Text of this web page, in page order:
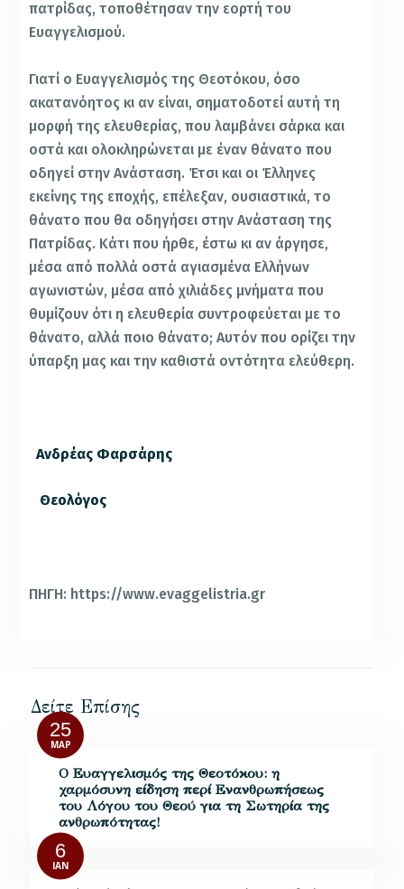
πατρίδας, τοποθέτησαν την εορτή του
Ευαγγελισμού.
Γιατί ο Ευαγγελισμός της Θεοτόκου, όσο
ακατανόητος κι αν είναι, σηματοδοτεί αυτή τη
μορφή της ελευθερίας, που λαμβάνει σάρκα και
οστά και ολοκληρώνεται με έναν θάνατο που
οδηγεί στην Ανάσταση. Έτσι και οι Έλληνες
εκείνης της εποχής, επέλεξαν, ουσιαστικά, το
θάνατο που θα οδηγήσει στην Ανάσταση της
Πατρίδας. Κάτι που ήρθε, έστω κι αν άργησε,
μέσα από πολλά οστά αγιασμένα Ελλήνων
αγωνιστών, μέσα από χιλιάδες μνήματα που
θυμίζουν ότι η ελευθερία συντροφεύεται με το
θάνατο, αλλά ποιο θάνατο; Αυτόν που ορίζει την
ύπαρξη μας και την καθιστά οντότητα ελεύθερη.
Ανδρέας Φαρσάρης
Θεολόγος
ΠΗΓΗ: https://www.evaggelistria.gr
Δείτε Επίσης
25
ΜΑΡ
Ο Ευαγγελισμός της Θεοτόκου: η
χαρμόσυνη είδηση περί Ενανθρωπήσεως
του Λόγου του Θεού για τη Σωτηρία της
ανθρωπότητας!
6
ΙΑΝ